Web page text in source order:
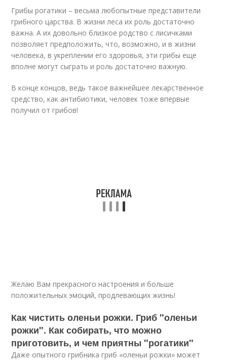
Грибы рогатики – весьма любопытные представители
грибного царства. В жизни леса их роль достаточно
важна. А их довольно близкое родство с лисичками
позволяет предположить, что, возможно, и в жизни
человека, в укреплении его здоровья, эти грибы еще
вполне могут сыграть и роль достаточно важную.
В конце концов, ведь такое важнейшее лекарственное
средство, как антибиотики, человек тоже впервые
получил от грибов!
Желаю Вам прекрасного настроения и больше
положительных эмоций, продлевающих жизнь!
Как чистить оленьи рожки. Гриб "оленьи
рожки". Как собирать, что можно
приготовить, и чем приятны "рогатики"
Даже опытного грибника гриб «оленьи рожки» может